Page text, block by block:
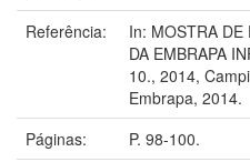
Referência:
In: MOSTRA DE
DA EMBRAPA
10., 2014,
Embrapa, 2014.
Páginas:
P. 98-100.